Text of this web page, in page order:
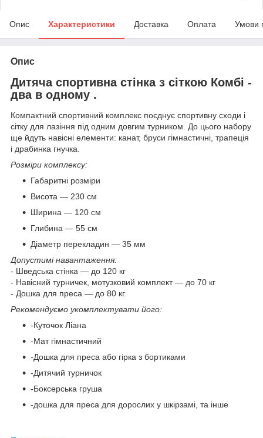
Опис Характеристики Доставка Оплата Умови
Опис
Дитяча спортивна стінка з сіткою Комбі -
два в одному .
Компактний спортивний комплекс поєднує спортивну сходи і
сітку для лазіння під одним довгим турником. До цього набору
ще йдуть навісні елементи: канат, бруси гімнастичні, трапеція
і драбинка гнучка.
Розміри комплексу:
Габаритні розміри
Висота — 230 см
Ширина — 120 см
Глибина — 55 см
Діаметр перекладин — 35 мм
Допустимі навантаження:
- Шведська стінка — до 120 кг
- Навісний турничек, мотузковий комплект — до 70 кг
- Дошка для преса — до 80 кг.
Рекомендуємо укомплектувати його:
-Куточок Ліана
-Мат гімнастичний
-Дошка для преса або гірка з бортиками
-Дитячий турничок
-Боксерська груша
-дошка для преса для дорослих у шкірзамі, та інше